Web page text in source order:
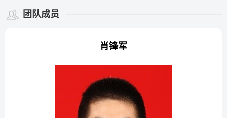
团队成员
肖锋军